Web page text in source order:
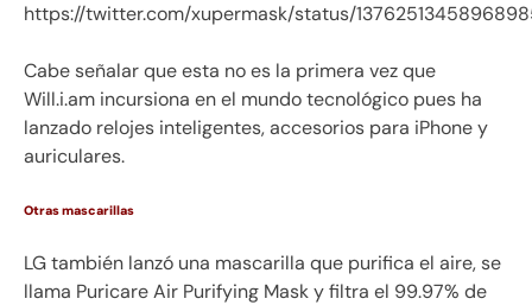
https://twitter.com/xupermask/status/
Cabe señalar que esta no es la primera vez que
Will.i.am incursiona en el mundo tecnológico pues ha
lanzado relojes inteligentes, accesorios para iPhone y
auriculares.
Otras mascarillas
LG también lanzó una mascarilla que purifica el aire, se
llama Puricare Air Purifying Mask y filtra el 99.97% de